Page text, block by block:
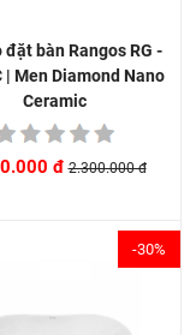
đặt bàn Rangos RG -
| Men Diamond Nano
Ceramic
đ 2.300.000 đ
-30%